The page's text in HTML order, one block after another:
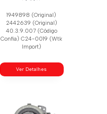
1949898 (Original)
2442639 (Original)
40.3.9.007 (Código
Confia) C24-0019 (Wtk
Import)
Ver Detalhes